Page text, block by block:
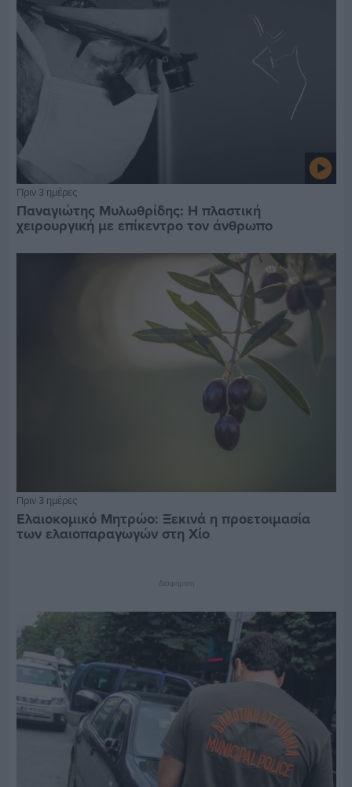
Πριν 3 ημέρες
Παναγιώτης Μυλωθρίδης: Η πλαστική
χειρουργική με επίκεντρο τον άνθρωπο
Πριν 3 ημέρες
Ελαιοκομικό Μητρώο: Ξεκινά η προετοιμασία
των ελαιοπαραγωγών στη Χίο
Διαφήμιση